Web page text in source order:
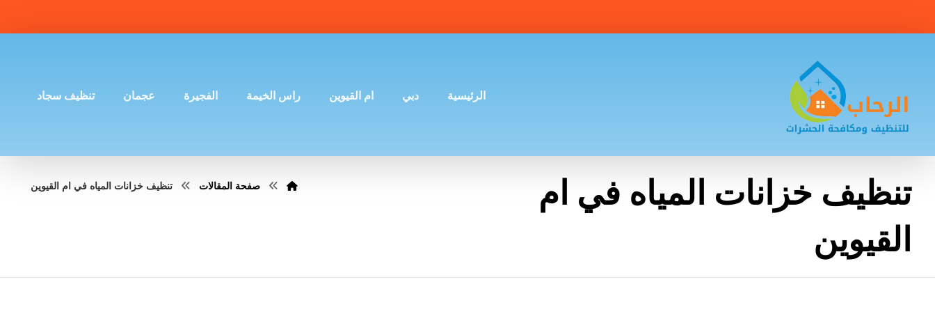
الرئيسية دبي ام القيوين راس الخيمة الفجيرة عجمان تنظيف سجاد
تنظيف خزانات المياه في ام
القيوين
صفحة المقالات تنظيف خزانات المياه في ام القيوين